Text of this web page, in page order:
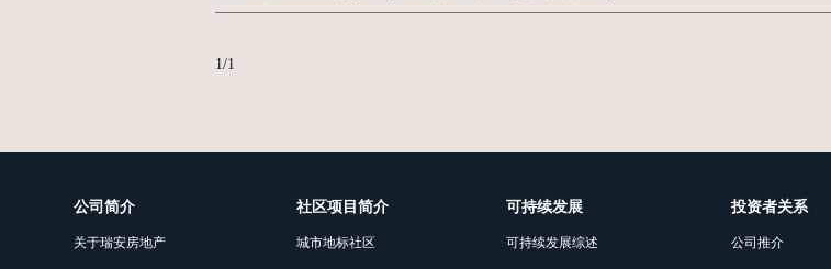
1/1
公司简介
关于瑞安房地产
社区项目简介
城市地标社区
可持续发展
可持续发展综述
投资者关系
公司推介